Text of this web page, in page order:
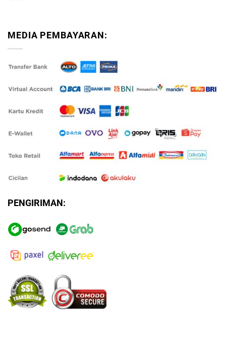
MEDIA PEMBAYARAN:
PENGIRIMAN: